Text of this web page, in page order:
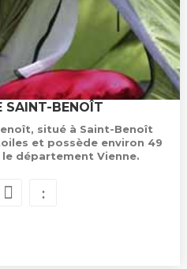
SAINT-BENOÎT
situé à Saint-Benoît
et possède environ 49
département Vienne.